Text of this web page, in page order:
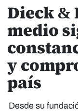
Dieck &
medio
y
país
Desde su